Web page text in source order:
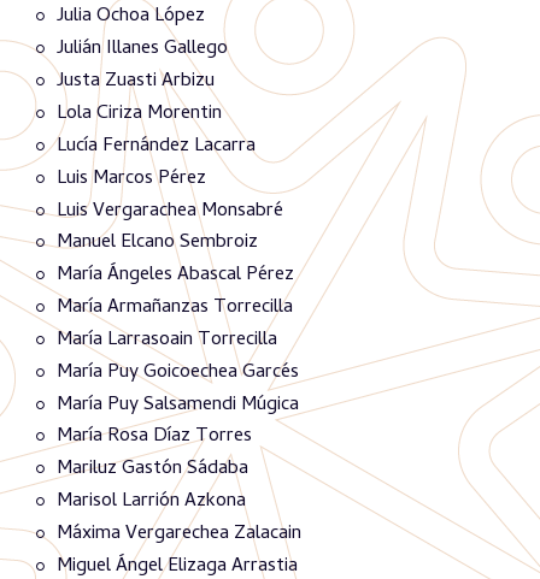
Julia Ochoa López
Julián Illanes Gallego
Justa Zuasti Arbizu
Lola Ciriza Morentin
Lucía Fernández Lacarra
Luis Marcos Pérez
Luis Vergarachea Monsabré
Manuel Elcano Sembroiz
María Ángeles Abascal Pérez
María Armañanzas Torrecilla
María Larrasoain Torrecilla
María Puy Goicoechea Garcés
María Puy Salsamendi Múgica
María Rosa Díaz Torres
Mariluz Gastón Sádaba
Marisol Larrión Azkona
Máxima Vergarechea Zalacain
Miguel Ángel Elizaga Arrastia